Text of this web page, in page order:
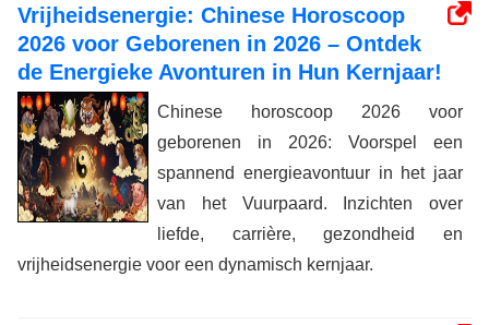
Vrijheidsenergie: Chinese Horoscoop
2026 voor Geborenen in 2026 – Ontdek
de Energieke Avonturen in Hun Kernjaar!
Chinese horoscoop 2026 voor
geborenen in 2026: Voorspel een
spannend energieavontuur in het jaar
van het Vuurpaard. Inzichten over
liefde, carrière, gezondheid en
vrijheidsenergie voor een dynamisch kernjaar.